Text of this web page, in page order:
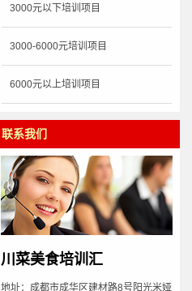
3000元以下培训项目
3000-6000元培训项目
6000元以上培训项目
联系我们
川菜美食培训汇
地址：成都市成华区建材路8号阳光米娅